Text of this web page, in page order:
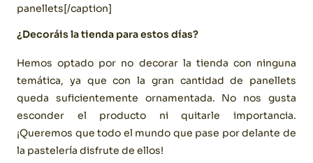
panellets[/caption]
¿Decoráis la tienda para estos días?
Hemos optado por no decorar la tienda con ninguna
temática, ya que con la gran cantidad de panellets
queda suficientemente ornamentada. No nos gusta
esconder el producto ni quitarle importancia.
¡Queremos que todo el mundo que pase por delante de
la pastelería disfrute de ellos!